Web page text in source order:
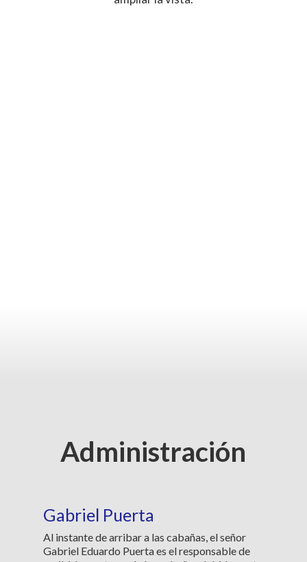
Administración
Gabriel Puerta
Al instante de arribar a las cabañas, el señor
Gabriel Eduardo Puerta es el responsable de